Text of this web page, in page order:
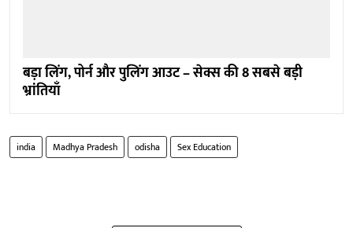
बड़ा लिंग, पोर्न और पुलिंग आउट – सेक्स की 8 सबसे बड़ी
भ्रांतियाँ
india Madhya Pradesh odisha Sex Education